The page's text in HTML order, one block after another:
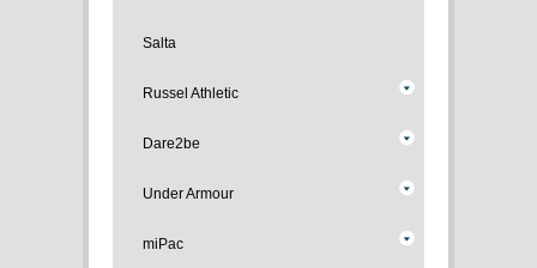
Salta
Russel Athletic
Dare2be
Under Armour
miPac